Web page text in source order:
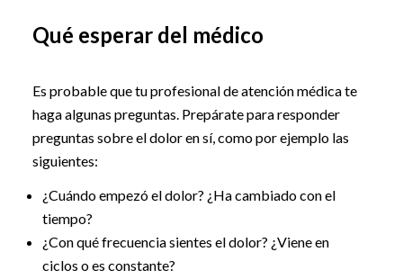
Qué esperar del médico
Es probable que tu profesional de atención médica te
haga algunas preguntas. Prepárate para responder
preguntas sobre el dolor en sí, como por ejemplo las
siguientes:
¿Cuándo empezó el dolor? ¿Ha cambiado con el
tiempo?
¿Con qué frecuencia sientes el dolor? ¿Viene en
ciclos o es constante?